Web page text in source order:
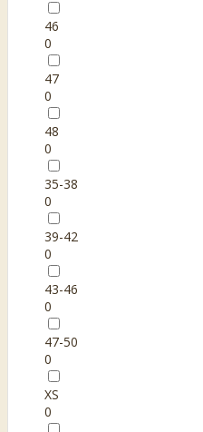
46
0
47
0
48
0
35-38
0
39-42
0
43-46
0
47-50
0
XS
0